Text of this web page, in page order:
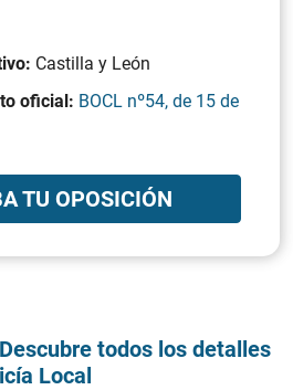
Castilla y León
oficial: BOCL nº54, de 15 de
TU OPOSICIÓN
todos los detalles
Local